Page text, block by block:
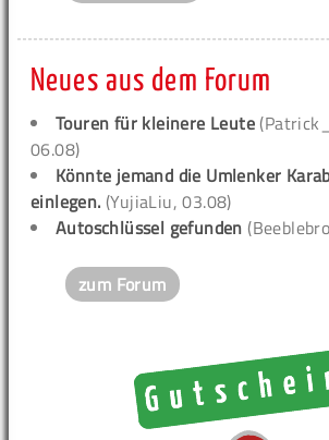
Neues aus dem Forum
Touren für kleinere Leute
06.08)
Könnte jemand die Umlenker
einlegen. (YujiaLiu, 03.08)
Autoschlüssel gefunden
zum Forum